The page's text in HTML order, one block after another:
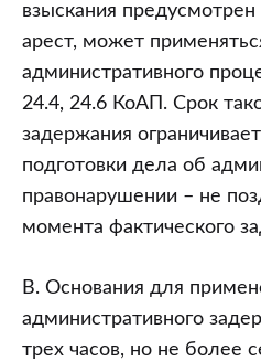
взыскания
арест, может
административного
24.4, 24.6 КоАП. Срок
задержания
подготовки дела об
правонарушении – не
момента фактического
В. Основания для
административного
трех часов, но не более